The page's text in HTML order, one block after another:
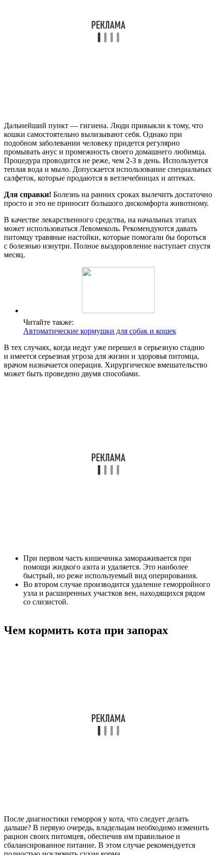
Дальнейший пункт — гигиена. Люди привыкли к тому, что
кошки самостоятельно вылизывают себя. Однако при
подобном заболевании человеку придется регулярно
промывать анус и промежность своего домашнего любимца.
Процедура проводится не реже, чем 2-3 в день. Используется
теплая вода и мыло. Допускается использование специальных
салфеток, которые продаются в ветлечебницах и аптеках.
Для справки! Болезнь на ранних сроках вылечить достаточно
просто и это не приносит большого дискомфорта животному.
В качестве лекарственного средства, на начальных этапах
может использоваться Левомеколь. Рекомендуются давать
питомцу травяные настойки, которые помогали бы бороться
с болезнью изнутри. Полное выздоровление наступает спустя
месяц.
Читайте также:
Автоматические кормушки для собак и кошек
В тех случаях, когда недуг уже перешел в серьезную стадию
и имеется серьезная угроза для жизни и здоровья питомца,
врачом назначается операция. Хирургическое вмешательство
может быть проведено двумя способами.
При первом часть кишечника замораживается при
помощи жидкого азота и удаляется. Это наиболее
быстрый, но реже используемый вид оперирования.
Во втором случае производится удаление геморройного
узла и расширенных участков вен, находящихся рядом
со слизистой.
Чем кормить кота при запорах
После диагностики геморроя у кота, что следует делать
дальше? В первую очередь, владельцам необходимо изменить
рацион своих питомцев, обеспечив им правильное и
сбалансированное питание. В этом случае рекомендуется